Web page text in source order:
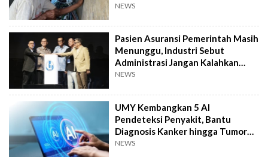
NEWS
Pasien Asuransi Pemerintah Masih
Menunggu, Industri Sebut
Administrasi Jangan Kalahkan
Kemanusiaan
NEWS
UMY Kembangkan 5 AI
Pendeteksi Penyakit, Bantu
Diagnosis Kanker hingga Tumor
Otak Lebih Cepat
NEWS